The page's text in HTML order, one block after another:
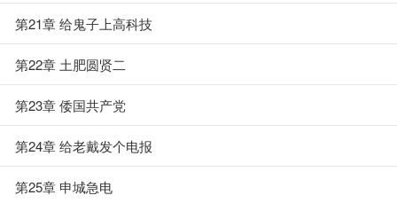
第21章 给鬼子上高科技
第22章 土肥圆贤二
第23章 倭国共产党
第24章 给老戴发个电报
第25章 申城急电